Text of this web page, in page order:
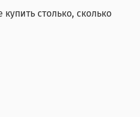
столько, сколько